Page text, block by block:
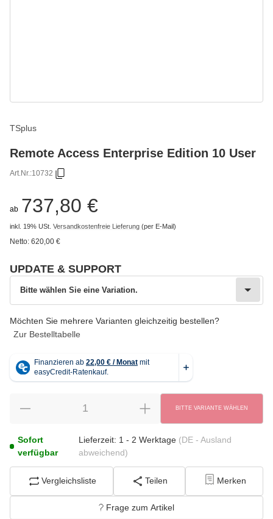
TSplus
Remote Access Enterprise Edition 10 User
Art.Nr.:10732
ab 737,80 €
inkl. 19% USt. Versandkostenfreie Lieferung (per E-Mail)
Netto: 620,00 €
UPDATE & SUPPORT
Bitte wählen Sie eine Variation.
Möchten Sie mehrere Varianten gleichzeitig bestellen?
Zur Bestelltabelle
BITTE VARIANTE WÄHLEN
Sofort
verfügbar
Lieferzeit: 1 - 2 Werktage (DE - Ausland
abweichend)
Vergleichsliste Teilen Merken
Frage zum Artikel